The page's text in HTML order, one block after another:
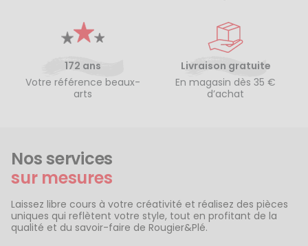
172 ans
Votre référence beaux-
arts
Livraison gratuite
En magasin dès 35 €
d’achat
Nos services
sur mesures
Laissez libre cours à votre créativité et réalisez des pièces
uniques qui reflètent votre style, tout en profitant de la
qualité et du savoir-faire de Rougier&Plé.